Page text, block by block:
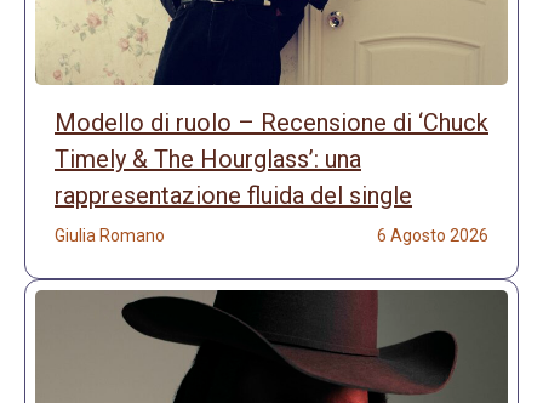
Modello di ruolo – Recensione di ‘Chuck
Timely & The Hourglass’: una
rappresentazione fluida del single
Giulia Romano 6 Agosto 2026